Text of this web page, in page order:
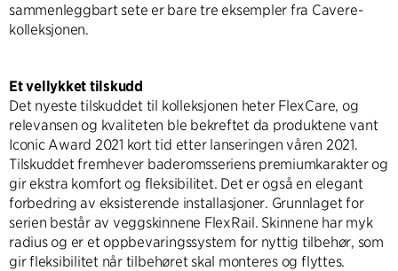
sammenleggbart sete er bare tre eksempler fra Cavere-
kolleksjonen.
Et vellykket tilskudd
Det nyeste tilskuddet til kolleksjonen heter FlexCare, og
relevansen og kvaliteten ble bekreftet da produktene vant
Iconic Award 2021 kort tid etter lanseringen våren 2021.
Tilskuddet fremhever baderomsseriens premiumkarakter og
gir ekstra komfort og fleksibilitet. Det er også en elegant
forbedring av eksisterende installasjoner. Grunnlaget for
serien består av veggskinnene FlexRail. Skinnene har myk
radius og er et oppbevaringssystem for nyttig tilbehør, som
gir fleksibilitet når tilbehøret skal monteres og flyttes.